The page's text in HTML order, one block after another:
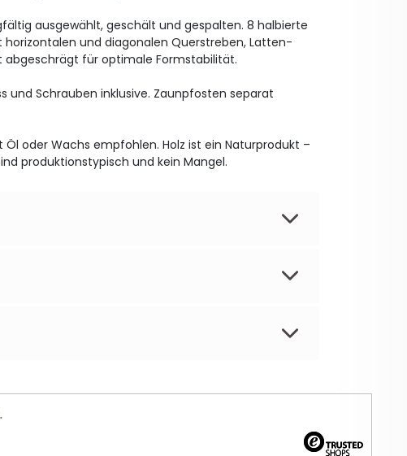
ausgewählt, geschält und gespalten. 8 halbierte
und diagonalen Querstreben, Latten-
abgeschrägt für optimale Formstabilität.
und Schrauben inklusive. Zaunpfosten separat
oder Wachs empfohlen. Holz ist ein Naturprodukt –
produktionstypisch und kein Mangel.